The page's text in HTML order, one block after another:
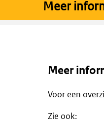
Meer
Meer
Voor een
Zie ook: